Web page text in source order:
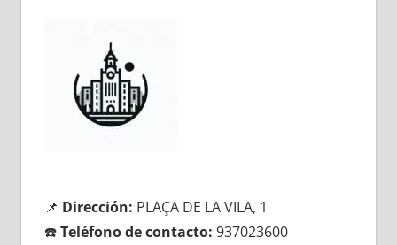
📌 Dirección: PLAÇA DE LA VILA, 1
☎️Teléfono dе contacto: 937023600